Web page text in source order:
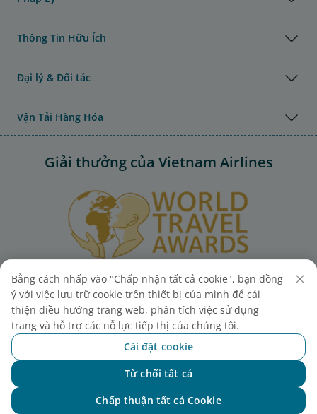
Thông Tin Hữu Ích
Đại lý & Đối tác
Vận Tải Hàng Hóa
Giải thưởng của Vietnam Airlines
Bằng cách nhấp vào "Chấp nhận tất cả cookie", bạn đồng
ý với việc lưu trữ cookie trên thiết bị của mình để cải
thiện điều hướng trang web, phân tích việc sử dụng
trang và hỗ trợ các nỗ lực tiếp thị của chúng tôi.
Cài đặt cookie
Từ chối tất cả
Chấp thuận tất cả Cookie